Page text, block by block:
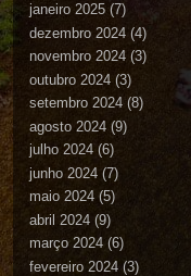
janeiro 2025 (7)
dezembro 2024 (4)
novembro 2024 (3)
outubro 2024 (3)
setembro 2024 (8)
agosto 2024 (9)
julho 2024 (6)
junho 2024 (7)
maio 2024 (5)
abril 2024 (9)
março 2024 (6)
fevereiro 2024 (3)